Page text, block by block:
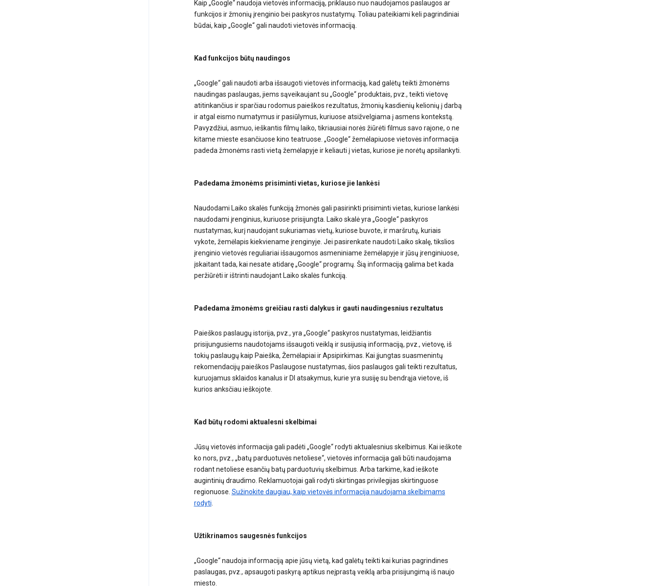
Kaip „Google“ naudoja vietovės informaciją, priklauso nuo naudojamos paslaugos ar
funkcijos ir žmonių įrenginio bei paskyros nustatymų. Toliau pateikiami keli pagrindiniai
būdai, kaip „Google“ gali naudoti vietovės informaciją.
Kad funkcijos būtų naudingos
„Google“ gali naudoti arba išsaugoti vietovės informaciją, kad galėtų teikti žmonėms
naudingas paslaugas, jiems sąveikaujant su „Google“ produktais, pvz., teikti vietovę
atitinkančius ir sparčiau rodomus paieškos rezultatus, žmonių kasdienių kelionių į darbą
ir atgal eismo numatymus ir pasiūlymus, kuriuose atsižvelgiama į asmens kontekstą.
Pavyzdžiui, asmuo, ieškantis filmų laiko, tikriausiai norės žiūrėti filmus savo rajone, o ne
kitame mieste esančiuose kino teatruose. „Google“ žemėlapiuose vietovės informacija
padeda žmonėms rasti vietą žemėlapyje ir keliauti į vietas, kuriose jie norėtų apsilankyti.
Padedama žmonėms prisiminti vietas, kuriose jie lankėsi
Naudodami Laiko skalės funkciją žmonės gali pasirinkti prisiminti vietas, kuriose lankėsi
naudodami įrenginius, kuriuose prisijungta. Laiko skalė yra „Google“ paskyros
nustatymas, kurį naudojant sukuriamas vietų, kuriose buvote, ir maršrutų, kuriais
vykote, žemėlapis kiekviename įrenginyje. Jei pasirenkate naudoti Laiko skalę, tikslios
įrenginio vietovės reguliariai išsaugomos asmeniniame žemėlapyje ir jūsų įrenginiuose,
įskaitant tada, kai nesate atidarę „Google“ programų. Šią informaciją galima bet kada
peržiūrėti ir ištrinti naudojant Laiko skalės funkciją.
Padedama žmonėms greičiau rasti dalykus ir gauti naudingesnius rezultatus
Paieškos paslaugų istorija, pvz., yra „Google“ paskyros nustatymas, leidžiantis
prisijungusiems naudotojams išsaugoti veiklą ir susijusią informaciją, pvz., vietovę, iš
tokių paslaugų kaip Paieška, Žemėlapiai ir Apsipirkimas. Kai įjungtas suasmenintų
rekomendacijų paieškos Paslaugose nustatymas, šios paslaugos gali teikti rezultatus,
kuruojamus sklaidos kanalus ir DI atsakymus, kurie yra susiję su bendrąja vietove, iš
kurios anksčiau ieškojote.
Kad būtų rodomi aktualesni skelbimai
Jūsų vietovės informacija gali padėti „Google“ rodyti aktualesnius skelbimus. Kai ieškote
ko nors, pvz., „batų parduotuvės netoliese“, vietovės informacija gali būti naudojama
rodant netoliese esančių batų parduotuvių skelbimus. Arba tarkime, kad ieškote
augintinių draudimo. Reklamuotojai gali rodyti skirtingas privilegijas skirtinguose
regionuose. Sužinokite daugiau, kaip vietovės informacija naudojama skelbimams
rodyti
Užtikrinamos saugesnės funkcijos
„Google“ naudoja informaciją apie jūsų vietą, kad galėtų teikti kai kurias pagrindines
paslaugas, pvz., apsaugoti paskyrą aptikus neįprastą veiklą arba prisijungimą iš naujo
miesto.